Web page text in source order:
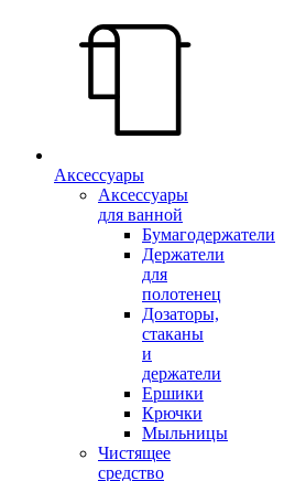
Аксессуары
Аксессуары
для ванной
Бумагодержатели
Держатели
для
полотенец
Дозаторы,
стаканы
и
держатели
Ершики
Крючки
Мыльницы
Чистящее
средство